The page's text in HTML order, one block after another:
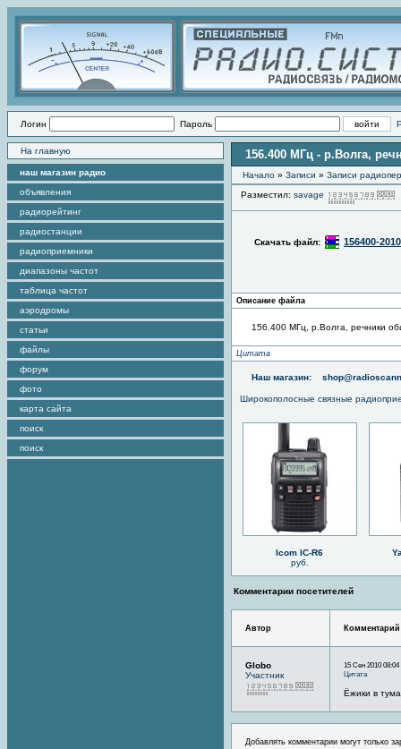
Логин Пароль
На главную
наш магазин радио
объявления
радиорейтинг
радиостанции
радиоприемники
диапазоны частот
таблица частот
аэродромы
статьи
файлы
форум
фото
карта сайта
поиск
поиск
156.400 МГц - р.Волга,
Начало » Записи » Записи
Разместил: savage
Скачать файл: 156400-
Описание файла
156.400 МГц, р.Волга, речники
Цитата
Наш магазин:
Широкополосные связные
Icom IC-R6
руб.
Комментарии посетителей
Автор Комментарий
Globo
Участник
15 Сен 2010 08:04
Цитата
Ёжики в
Добавлять комментарии могут только